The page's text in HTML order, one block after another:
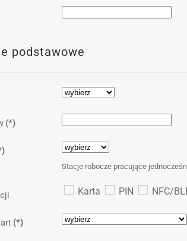
podstawowe
(*)
Stacje robocze pracujące
Karta PIN NFC/
(*)